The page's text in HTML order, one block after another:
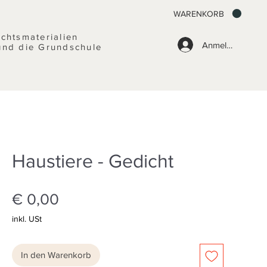
Anmelden
WARENKORB
die Grundschule
Haustiere - Gedicht
€ 0,00
inkl. USt
In den Warenkorb